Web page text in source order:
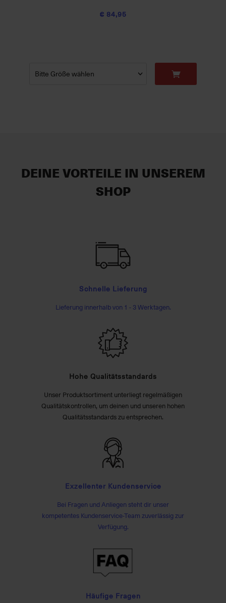
€ 84,95
DEINE VORTEILE IN UNSEREM
SHOP
Schnelle Lieferung
Lieferung innerhalb von 1 - 3 Werktagen.
Hohe Qualitätsstandards
Unser Produktsortiment unterliegt regelmäßigen
Qualitätskontrollen, um deinen und unseren hohen
Qualitätsstandards zu entsprechen.
Exzellenter Kundenservice
Bei Fragen und Anliegen steht dir unser
kompetentes Kundenservice-Team zuverlässig zur
Verfügung.
Häufige Fragen